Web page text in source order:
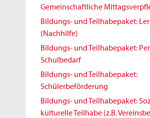
Gemeinschaftliche
Bildungs- und Teilhabepaket:
(Nachhilfe)
Bildungs- und Teilhabepaket:
Schulbedarf
Bildungs- und Teilhabepaket:
Schülerbeförderung
Bildungs- und Teilhabepaket:
kulturelle Teilhabe (z.B.